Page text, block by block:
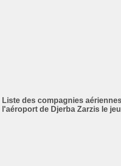
Liste des compagnies
l'aéroport de Djerba Zarzis le